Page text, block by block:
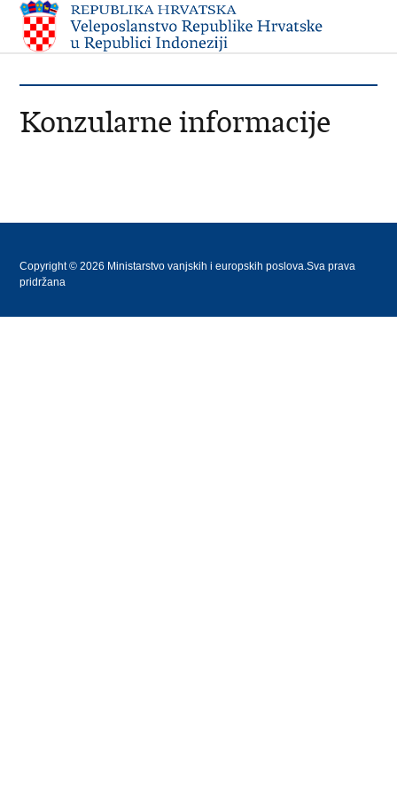
Konzularne informacije
Copyright © 2026 Ministarstvo vanjskih i europskih poslova.Sva prava
pridržana